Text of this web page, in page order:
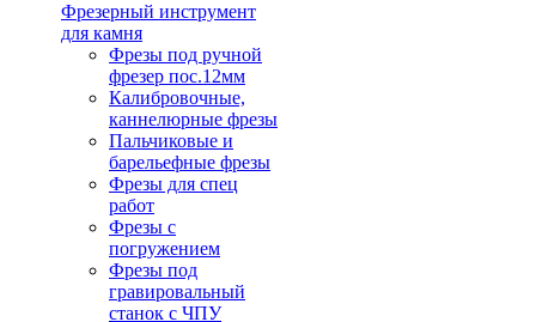
Фрезерный инструмент
для камня
Фрезы под ручной
фрезер пос.12мм
Калибровочные,
каннелюрные фрезы
Пальчиковые и
барельефные фрезы
Фрезы для спец
работ
Фрезы с
погружением
Фрезы под
гравировальный
станок с ЧПУ